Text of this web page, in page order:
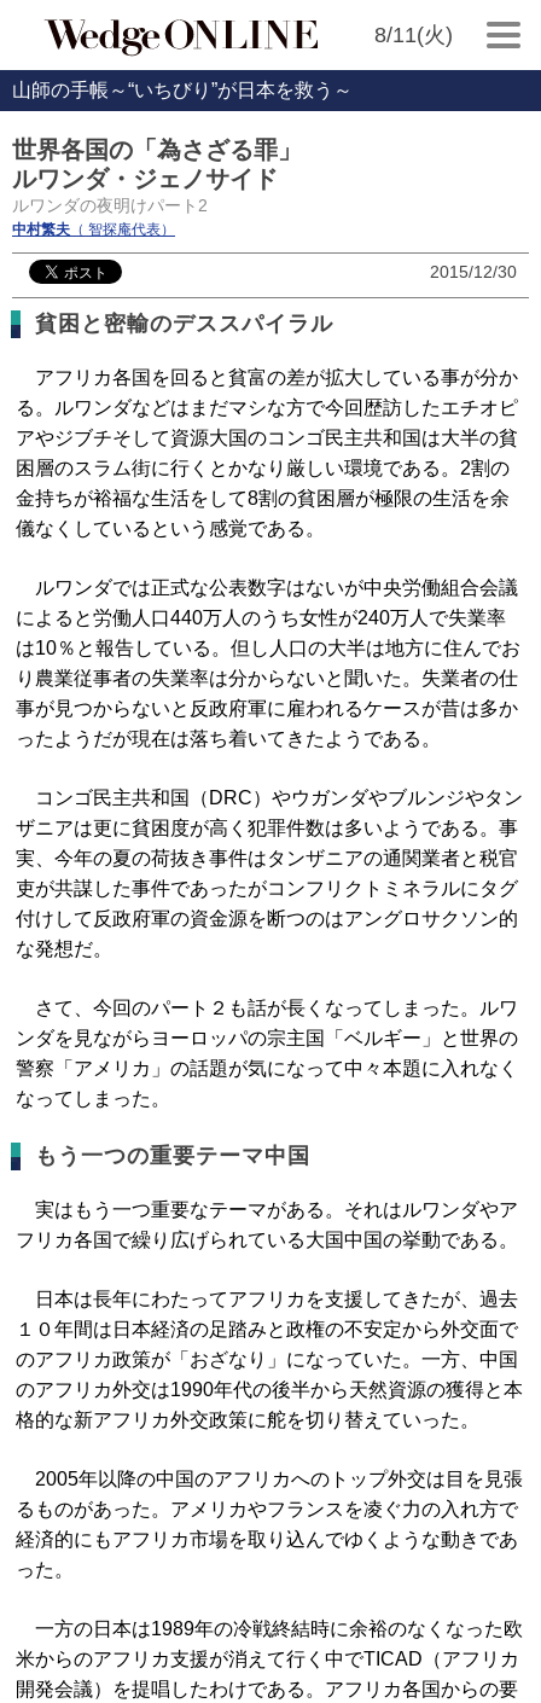
8/11(火)
山師の手帳～“いちびり”が日本を救う～
世界各国の「為さざる罪」
ルワンダ・ジェノサイド
ルワンダの夜明けパート2
中村繁夫 （ 智探庵代表）
2015/12/30
貧困と密輸のデススパイラル
アフリカ各国を回ると貧富の差が拡大している事が分か
る。ルワンダなどはまだマシな方で今回歴訪したエチオピ
アやジブチそして資源大国のコンゴ民主共和国は大半の貧
困層のスラム街に行くとかなり厳しい環境である。2割の
金持ちが裕福な生活をして8割の貧困層が極限の生活を余
儀なくしているという感覚である。
ルワンダでは正式な公表数字はないが中央労働組合会議
によると労働人口440万人のうち女性が240万人で失業率
は10％と報告している。但し人口の大半は地方に住んでお
り農業従事者の失業率は分からないと聞いた。失業者の仕
事が見つからないと反政府軍に雇われるケースが昔は多か
ったようだが現在は落ち着いてきたようである。
コンゴ民主共和国（DRC）やウガンダやブルンジやタン
ザニアは更に貧困度が高く犯罪件数は多いようである。事
実、今年の夏の荷抜き事件はタンザニアの通関業者と税官
吏が共謀した事件であったがコンフリクトミネラルにタグ
付けして反政府軍の資金源を断つのはアングロサクソン的
な発想だ。
さて、今回のパート２も話が長くなってしまった。ルワ
ンダを見ながらヨーロッパの宗主国「ベルギー」と世界の
警察「アメリカ」の話題が気になって中々本題に入れなく
なってしまった。
もう一つの重要テーマ中国
実はもう一つ重要なテーマがある。それはルワンダやア
フリカ各国で繰り広げられている大国中国の挙動である。
日本は長年にわたってアフリカを支援してきたが、過去
１０年間は日本経済の足踏みと政権の不安定から外交面で
のアフリカ政策が「おざなり」になっていた。一方、中国
のアフリカ外交は1990年代の後半から天然資源の獲得と本
格的な新アフリカ外交政策に舵を切り替えていった。
2005年以降の中国のアフリカへのトップ外交は目を見張
るものがあった。アメリカやフランスを凌ぐ力の入れ方で
経済的にもアフリカ市場を取り込んでゆくような動きであ
った。
一方の日本は1989年の冷戦終結時に余裕のなくなった欧
米からのアフリカ支援が消えて行く中でTICAD（アフリカ
開発会議）を提唱したわけである。アフリカ各国からの要